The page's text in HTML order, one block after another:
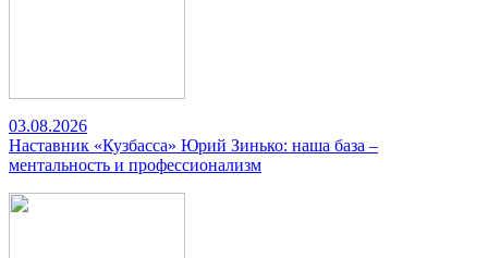
03.08.2026
Наставник «Кузбасса» Юрий Зинько: наша база –
ментальность и профессионализм